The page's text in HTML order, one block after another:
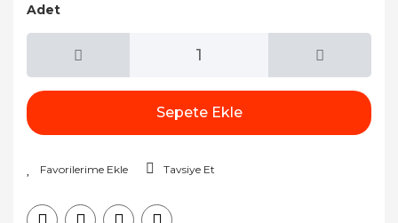
Adet
Sepete Ekle
Tavsiye Et